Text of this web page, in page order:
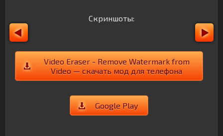
Скриншоты:
Video Eraser - Remove Watermark from
Video — скачать мод для телефона
Google Play